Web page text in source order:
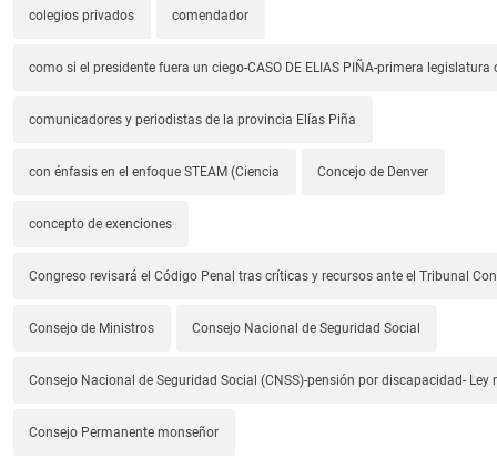
colegios privados comendador
como si el presidente fuera un ciego-CASO DE ELIAS PIÑA-primera legislatura
comunicadores y periodistas de la provincia Elías Piña
con énfasis en el enfoque STEAM (Ciencia Concejo de Denver
concepto de exenciones
Congreso revisará el Código Penal tras críticas y recursos ante el Tribunal
Consejo de Ministros Consejo Nacional de Seguridad Social
Consejo Nacional de Seguridad Social (CNSS)-pensión por discapacidad- Ley
Consejo Permanente monseñor